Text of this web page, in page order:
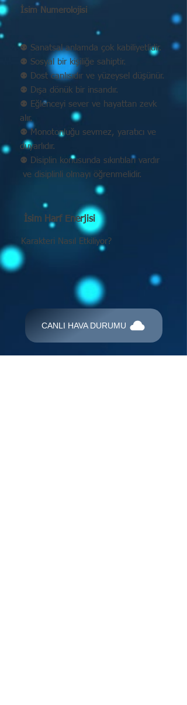
İsim Numerolojisi
⚉ Sanatsal anlamda çok kabiliyetlidir.
⚉ Sosyal bir kişiliğe sahiptir.
⚉ Dost canlısıdır ve yüzeysel düşünür.
⚉ Dışa dönük bir insandır.
⚉ Eğlenceyi sever ve hayattan zevk
alır.
⚉ Monotonluğu sevmez, yaratıcı ve
duyarlıdır.
⚉ Disiplin konusunda sıkıntıları vardır
ve disiplinli olmayı öğrenmelidir.
İsim Harf Enerjisi
Karakteri Nasıl Etkiliyor?
CANLI HAVA DURUMU